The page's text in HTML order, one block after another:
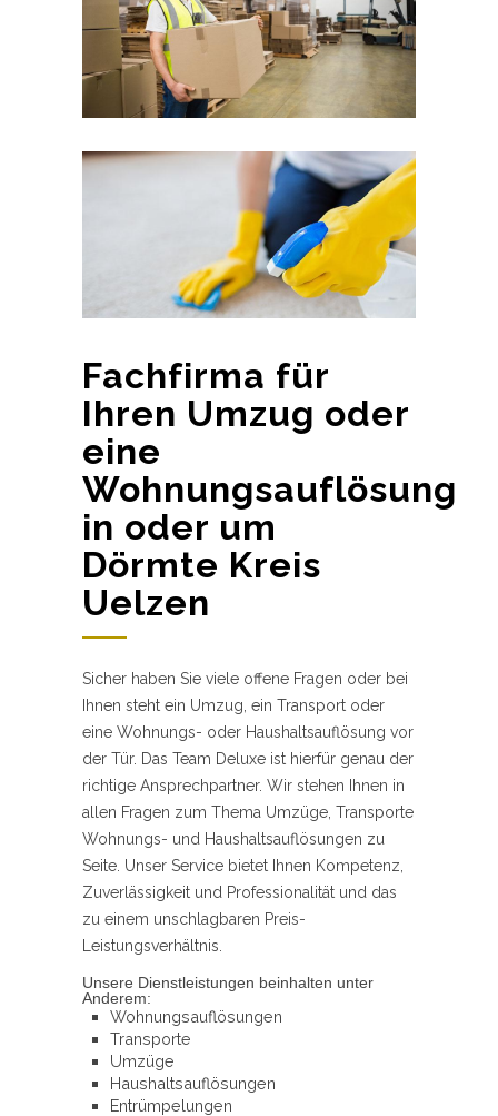
Fachfirma für
Ihren Umzug oder
eine
Wohnungsauflösung
in oder um
Dörmte Kreis
Uelzen
Sicher haben Sie viele offene Fragen oder bei
Ihnen steht ein Umzug, ein Transport oder
eine Wohnungs- oder Haushaltsauflösung vor
der Tür. Das Team Deluxe ist hierfür genau der
richtige Ansprechpartner. Wir stehen Ihnen in
allen Fragen zum Thema Umzüge, Transporte
Wohnungs- und Haushaltsauflösungen zu
Seite. Unser Service bietet Ihnen Kompetenz,
Zuverlässigkeit und Professionalität und das
zu einem unschlagbaren Preis-
Leistungsverhältnis.
Unsere Dienstleistungen beinhalten unter
Anderem:
Wohnungsauflösungen
Transporte
Umzüge
Haushaltsauflösungen
Entrümpelungen